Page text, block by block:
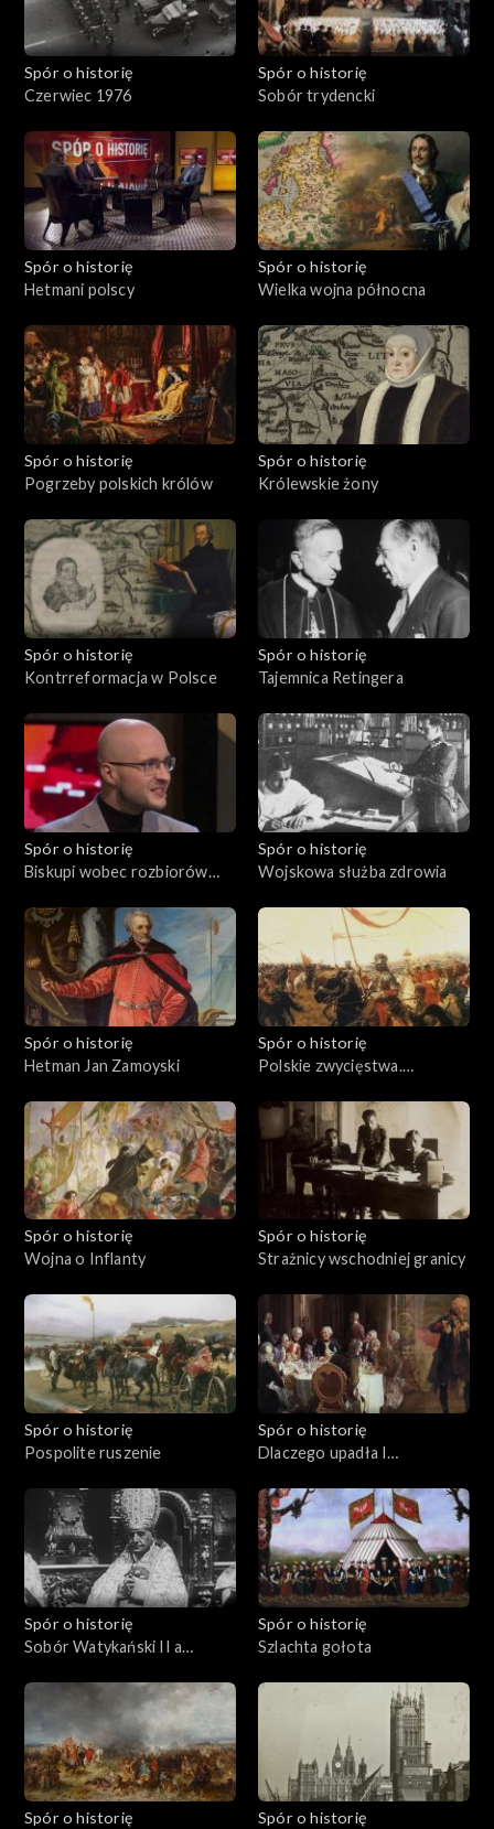
Spór o historię
Czerwiec 1976
Spór o historię
Sobór trydencki
Spór o historię
Hetmani polscy
Spór o historię
Wielka wojna północna
Spór o historię
Pogrzeby polskich królów
Spór o historię
Królewskie żony
Spór o historię
Kontrreformacja w Polsce
Spór o historię
Tajemnica Retingera
Spór o historię
Biskupi wobec rozbiorów
Spór o historię
Wojskowa służba zdrowia
Spór o historię
Hetman Jan Zamoyski
Spór o historię
Polskie zwycięstwa.
Spór o historię
Wojna o Inflanty
Spór o historię
Strażnicy wschodniej granicy
Spór o historię
Pospolite ruszenie
Spór o historię
Dlaczego upadła I
Spór o historię
Sobór Watykański II a
Spór o historię
Szlachta gołota
Spór o historię
Spór o historię